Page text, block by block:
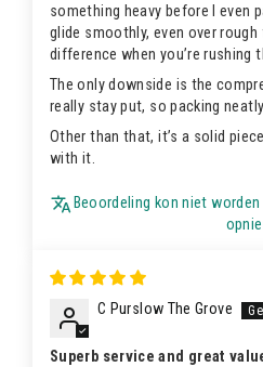
something heavy before I even
glide smoothly, even over
difference when you’re rushing
The only downside is the
really stay put, so packing
Other than that, it’s a solid
with it.
Beoordeling kon niet
C Purslow The Grove
Superb service and great